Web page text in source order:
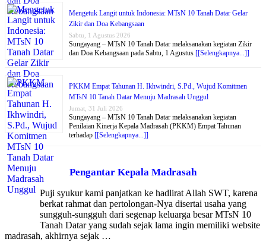
Mengetuk Langit untuk Indonesia: MTsN 10 Tanah Datar Gelar
Zikir dan Doa Kebangsaan
Sabtu, 1 Agustus 2026
Sungayang – MTsN 10 Tanah Datar melaksanakan kegiatan Zikir
dan Doa Kebangsaan pada Sabtu, 1 Agustus [[Selengkapnya...]]
PKKM Empat Tahunan H. Ikhwindri, S.Pd., Wujud Komitmen
MTsN 10 Tanah Datar Menuju Madrasah Unggul
Jumat, 31 Juli 2026
Sungayang – MTsN 10 Tanah Datar melaksanakan kegiatan
Penilaian Kinerja Kepala Madrasah (PKKM) Empat Tahunan
terhadap [[Selengkapnya...]]
Pengantar Kepala Madrasah
Puji syukur kami panjatkan ke hadlirat Allah SWT, karena
berkat rahmat dan pertolongan-Nya disertai usaha yang
sungguh-sungguh dari segenap keluarga besar MTsN 10
Tanah Datar yang sudah sejak lama ingin memiliki website
madrasah, akhirnya sejak …